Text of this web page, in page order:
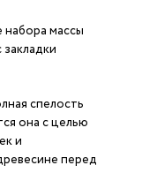
массы
спелость
она с целью
и
перед